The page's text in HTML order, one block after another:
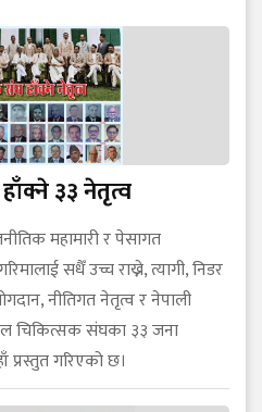
३३ नेतृत्व
महामारी र पेसागत
सधैँ उच्च राख्ने, त्यागी, निडर
नीतिगत नेतृत्व र नेपाली
चिकित्सक संघका ३३ जना
प्रस्तुत गरिएको छ।